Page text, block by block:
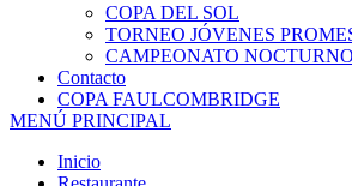
COPA DEL SOL
TORNEO JÓVENES
CAMPEONATO NOCTURNO
Contacto
COPA FAULCOMBRIDGE
MENÚ PRINCIPAL
Inicio